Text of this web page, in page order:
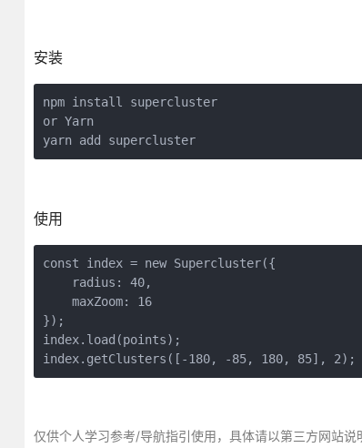
安装
npm install supercluster
or Yarn
yarn add supercluster
使用
const index = new Supercluster({
    radius: 40,
    maxZoom: 16
});
index.load(points);
index.getClusters([-180, -85, 180, 85], 2);
仅供个人学习参考/导航指引使用，具体请以第三方网站